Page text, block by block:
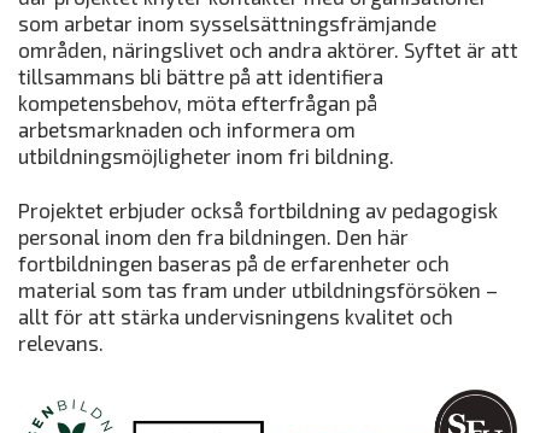
som arbetar inom sysselsättningsfrämjande
områden, näringslivet och andra aktörer. Syftet är att
tillsammans bli bättre på att identifiera
kompetensbehov, möta efterfrågan på
arbetsmarknaden och informera om
utbildningsmöjligheter inom fri bildning.
Projektet erbjuder också fortbildning av pedagogisk
personal inom den fra bildningen. Den här
fortbildningen baseras på de erfarenheter och
material som tas fram under utbildningsförsöken –
allt för att stärka undervisningens kvalitet och
relevans.